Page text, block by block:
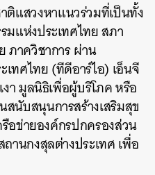
ติแสวงหาแนวร่วมที่เป็นทั้ง
แห่งประเทศไทย สภา
ภาควิชาการ ผ่าน
ทศไทย (ทีดีอาร์ไอ) เอ็นจี
า มูลนิธิเพื่อผู้บริโภค หรือ
นับสนุนการสร้างเสริมสุข
อข่ายองค์กรปกครองส่วน
านกงสุลต่างประเทศ เพื่อ